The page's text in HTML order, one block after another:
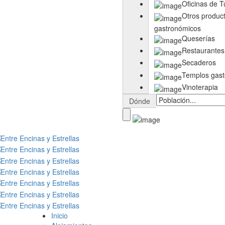
Oficinas de
Otros
gastronómicos
Queserías
Restaurantes
Secaderos
Templos
Vinoterapia
Dónde
Inicio